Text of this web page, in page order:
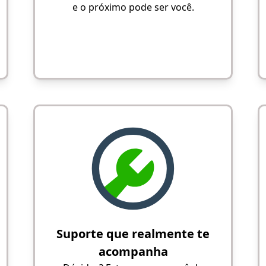
e o próximo pode ser você.
Suporte que realmente te
acompanha